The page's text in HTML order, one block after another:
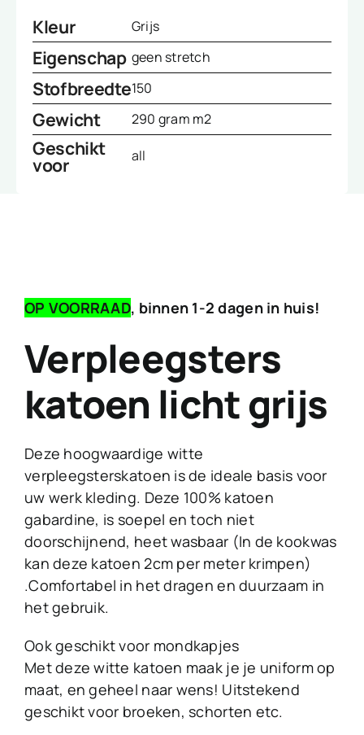
Kleur Grijs
Eigenschap geen stretch
Stofbreedte150
Gewicht 290 gram m2
Geschikt
voor all
OP VOORRAAD, binnen 1-2 dagen in huis!
Verpleegsters
katoen licht grijs
Deze hoogwaardige witte
verpleegsterskatoen is de ideale basis voor
uw werk kleding. Deze 100% katoen
gabardine, is soepel en toch niet
doorschijnend, heet wasbaar (In de kookwas
kan deze katoen 2cm per meter krimpen)
.Comfortabel in het dragen en duurzaam in
het gebruik.
Ook geschikt voor mondkapjes
Met deze witte katoen maak je je uniform op
maat, en geheel naar wens! Uitstekend
geschikt voor broeken, schorten etc.